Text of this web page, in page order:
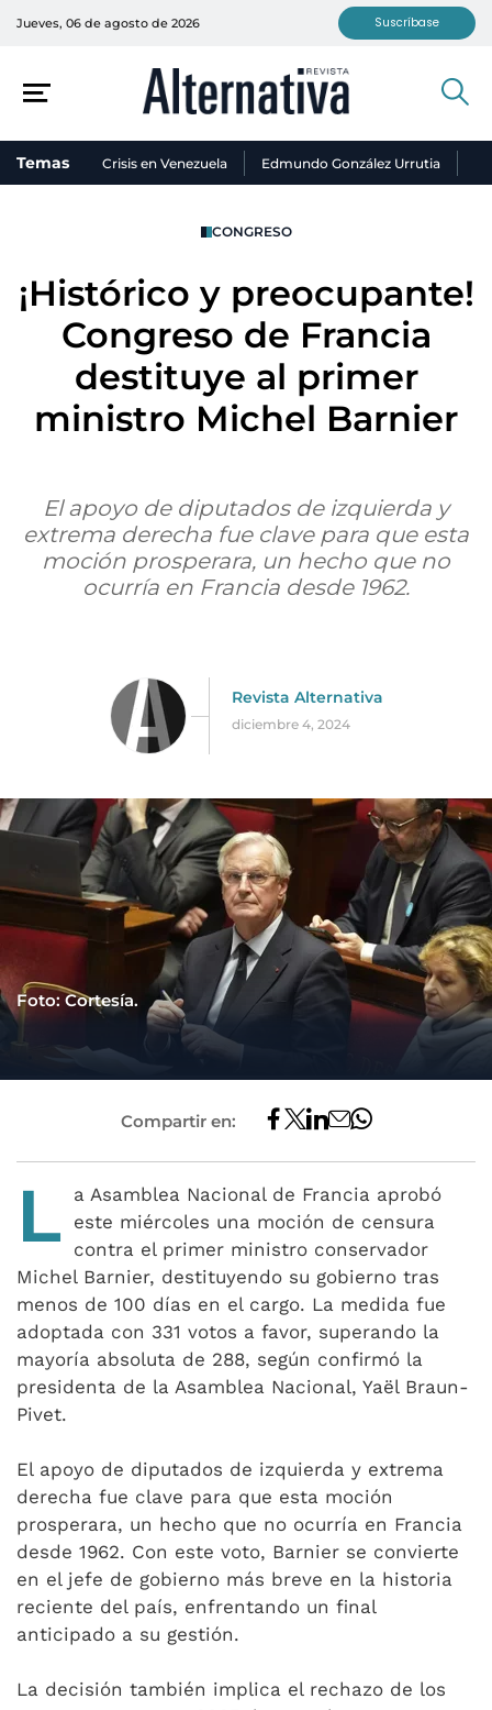
Jueves, 06 de agosto de 2026 Suscríbase
Temas Crisis en Venezuela Edmundo González Urrutia
CONGRESO
¡Histórico y preocupante!
Congreso de Francia
destituye al primer
ministro Michel Barnier
El apoyo de diputados de izquierda y
extrema derecha fue clave para que esta
moción prosperara, un hecho que no
ocurría en Francia desde 1962.
Revista Alternativa
diciembre 4, 2024
Foto: Cortesía.
Compartir en:
L
a Asamblea Nacional de Francia aprobó
este miércoles una moción de censura
contra el primer ministro conservador
Michel Barnier, destituyendo su gobierno tras
menos de 100 días en el cargo. La medida fue
adoptada con 331 votos a favor, superando la
mayoría absoluta de 288, según confirmó la
presidenta de la Asamblea Nacional, Yaël Braun-
Pivet.
El apoyo de diputados de izquierda y extrema
derecha fue clave para que esta moción
prosperara, un hecho que no ocurría en Francia
desde 1962. Con este voto, Barnier se convierte
en el jefe de gobierno más breve en la historia
reciente del país, enfrentando un final
anticipado a su gestión.
La decisión también implica el rechazo de los